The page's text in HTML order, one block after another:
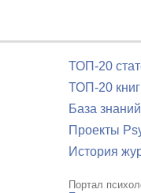
ТОП-20
ТОП-20 книг
База знаний
Проекты
История
Портал